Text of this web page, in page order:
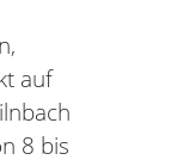
auf
8 bis